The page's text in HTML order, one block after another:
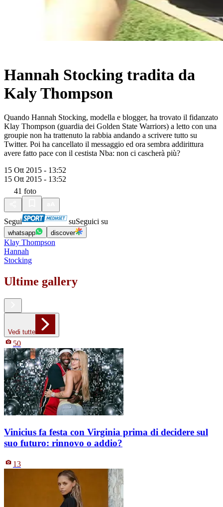
Hannah Stocking tradita da
Kaly Thompson
Quando Hannah Stocking, modella e blogger, ha trovato il fidanzato
Klay Thompson (guardia dei Golden State Warriors) a letto con una
groupie non ha trattenuto la rabbia andando a scrivere tutto su
Twitter. Poi ha cancellato il messaggio ed ora sembra addirittura
avere fatto pace con il cestista Nba: non ci cascherà più?
15 Ott 2015 - 13:52
15 Ott 2015 - 13:52
41 foto
Segui suSeguici su
whatsapp discover
Klay Thompson
Hannah
Stocking
Ultime gallery
Vedi tutte
50
Vinicius fa festa con Virginia prima di decidere sul
suo futuro: rinnovo o addio?
13